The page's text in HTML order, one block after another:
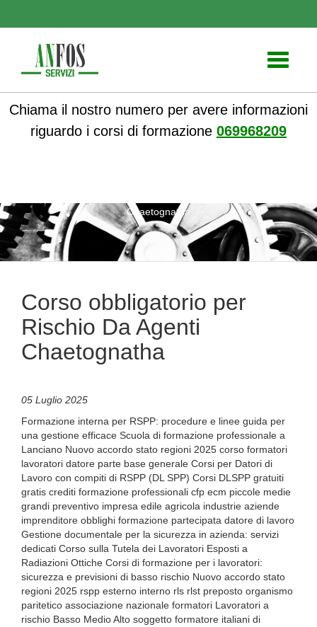
Toggle
Chiama il nostro numero per avere informazioni
riguardo i corsi di formazione 069968209
Chaetognatha
Corso obbligatorio per
Rischio Da Agenti
Chaetognatha
05 Luglio 2025
Formazione interna per RSPP: procedure e linee guida per
una gestione efficace Scuola di formazione professionale a
Lanciano Nuovo accordo stato regioni 2025 corso formatori
lavoratori datore parte base generale Corsi per Datori di
Lavoro con compiti di RSPP (DL SPP) Corsi DLSPP gratuiti
gratis crediti formazione professionali cfp ecm piccole medie
grandi preventivo impresa edile agricola industrie aziende
imprenditore obblighi formazione partecipata datore di lavoro
Gestione documentale per la sicurezza in azienda: servizi
dedicati Corso sulla Tutela dei Lavoratori Esposti a
Radiazioni Ottiche Corsi di formazione per i lavoratori:
sicurezza e previsioni di basso rischio Nuovo accordo stato
regioni 2025 rspp esterno interno rls rlst preposto organismo
paritetico associazione nazionale formatori Lavoratori a
rischio Basso Medio Alto soggetto formatore italiani di